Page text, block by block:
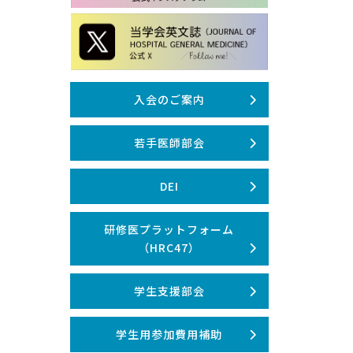
入会のご案内
若手医師部会
DEI
研修医プラットフォーム
（HRC47）
学生支援部会
学生用参加費用補助